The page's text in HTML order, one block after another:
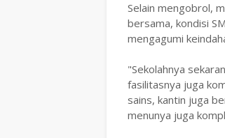
Selain mengobrol,
bersama, kondisi
mengagumi
"Sekolahnya
fasilitasnya juga
sains, kantin juga
menunya juga